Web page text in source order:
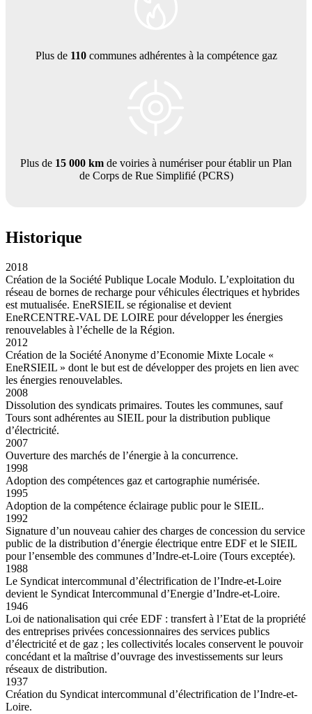
Plus de 110communes adhérentes à la compétence gaz
Plus de 15 000 km de voiries à numériser pour établir un Plan
de Corps de Rue Simplifié (PCRS)
Historique
2018
Création de la Société Publique Locale Modulo. L’exploitation du
réseau de bornes de recharge pour véhicules électriques et hybrides
est mutualisée. EneRSIEIL se régionalise et devient
EneRCENTRE-VAL DE LOIRE pour développer les énergies
renouvelables à l’échelle de la Région.
2012
Création de la Société Anonyme d’Economie Mixte Locale «
EneRSIEIL » dont le but est de développer des projets en lien avec
les énergies renouvelables.
2008
Dissolution des syndicats primaires. Toutes les communes, sauf
Tours sont adhérentes au SIEIL pour la distribution publique
d’électricité.
2007
Ouverture des marchés de l’énergie à la concurrence.
1998
Adoption des compétences gaz et cartographie numérisée.
1995
Adoption de la compétence éclairage public pour le SIEIL.
1992
Signature d’un nouveau cahier des charges de concession du service
public de la distribution d’énergie électrique entre EDF et le SIEIL
pour l’ensemble des communes d’Indre-et-Loire (Tours exceptée).
1988
Le Syndicat intercommunal d’électrification de l’Indre-et-Loire
devient le Syndicat Intercommunal d’Energie d’Indre-et-Loire.
1946
Loi de nationalisation qui crée EDF : transfert à l’Etat de la propriété
des entreprises privées concessionnaires des services publics
d’électricité et de gaz ; les collectivités locales conservent le pouvoir
concédant et la maîtrise d’ouvrage des investissements sur leurs
réseaux de distribution.
1937
Création du Syndicat intercommunal d’électrification de l’Indre-et-
Loire.